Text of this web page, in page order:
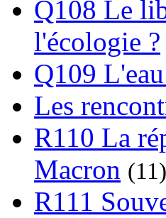
Q108 Le
l'écologie ?
Q109
Les
R110 La
Macron (11)
R111